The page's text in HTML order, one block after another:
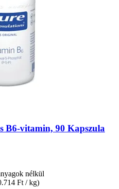
B6-​vitamin, 90 Kapszula
nélkül
Ft / kg)